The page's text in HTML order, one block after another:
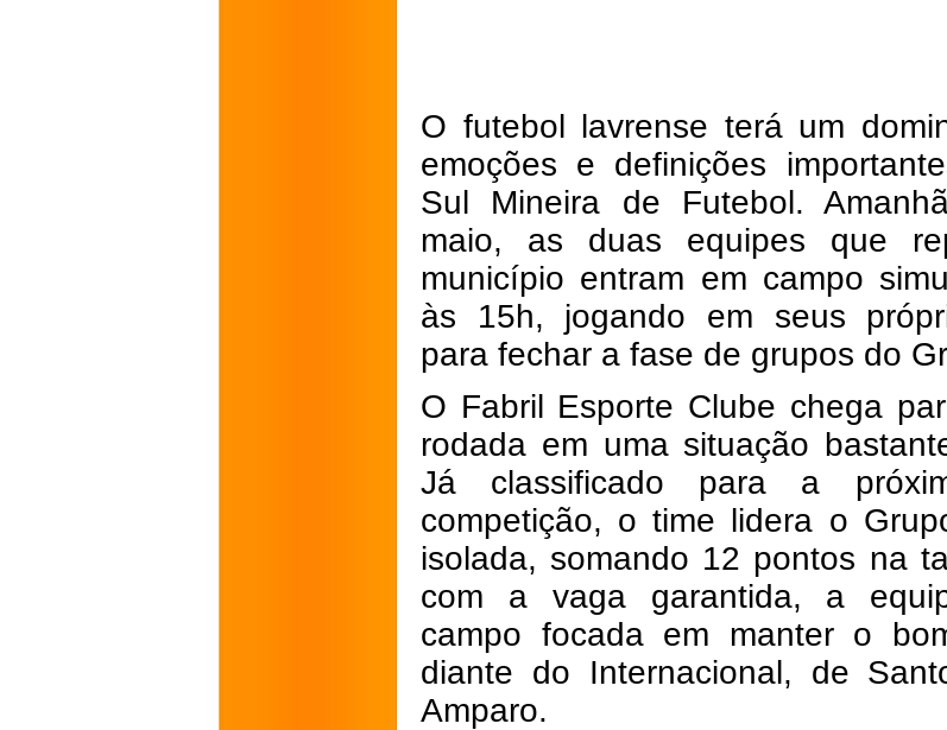
O futebol lavrense terá um
emoções e definições
Sul Mineira de Futebol.
maio, as duas equipes que
município entram em campo
às 15h, jogando em seus
para fechar a fase de grupos do
O Fabril Esporte Clube chega
rodada em uma situação
Já classificado para a
competição, o time lidera o
isolada, somando 12 pontos na
com a vaga garantida, a
campo focada em manter o
diante do Internacional, de
Amparo.